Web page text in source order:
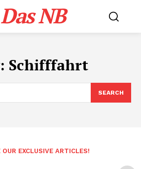
Das NB
Schifffahrt
SEARCH
OUR EXCLUSIVE ARTICLES!